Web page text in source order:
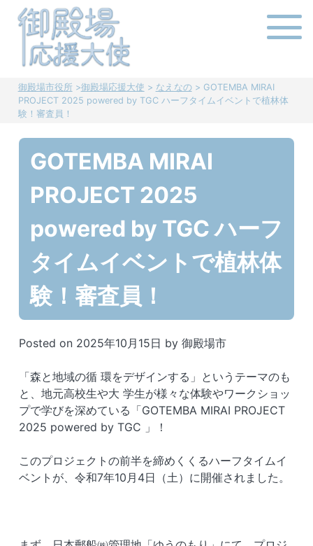
Skip
御殿場市役所>御殿場応援大使 > なえなの> GOTEMBA MIRAI
PROJECT 2025 powered by TGC ハーフタイムイベントで植林体
験！審査員！
GOTEMBA MIRAI
PROJECT 2025
powered by TGC ハーフ
タイムイベントで植林体
験！審査員！
Posted on 2025年10月15日 by 御殿場市
「森と地域の循 環をデザインする」というテーマのも
と、地元高校生や大 学生が様々な体験やワークショッ
プで学びを深めている「GOTEMBA MIRAI PROJECT
2025 powered by TGC 」！
このプロジェクトの前半を締めくくるハーフタイムイ
ベントが、令和7年10月4日（土）に開催されました。